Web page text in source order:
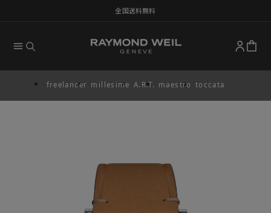
全国送料無料
freelancer millesime A.R.T. maestro toccata